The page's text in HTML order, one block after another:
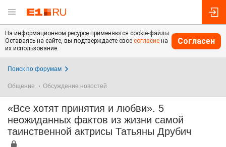
На информационном ресурсе применяются cookie-файлы.
Оставаясь на сайте, вы подтверждаете свое согласие на
их использование.
Согласен
Поиск по форумам
Общение Обсуждение новостей
«Все хотят принятия и любви». 5
неожиданных фактов из жизни самой
таинственной актрисы Татьяны Друбич